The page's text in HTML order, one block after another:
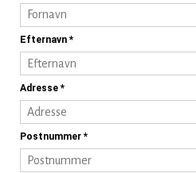
Efternavn*
Adresse*
Postnummer*